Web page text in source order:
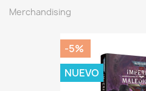
Merchandising
-5%
NUEVO